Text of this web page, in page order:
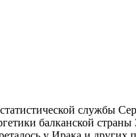
службы
балканской